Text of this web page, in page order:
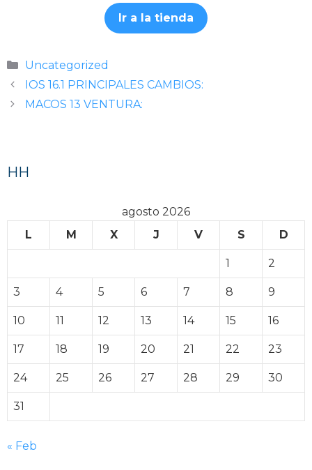
Ir a la tienda
Categorías
Uncategorized
IOS 16.1 PRINCIPALES CAMBIOS:
MACOS 13 VENTURA:
HH
agosto 2026
L
M X J V S D
1 2
3 4 5 6 7 8 9
10 11 12 13 14 15 16
17 18 19 20 21 22 23
24 25 26 27 28 29 30
31
« Feb